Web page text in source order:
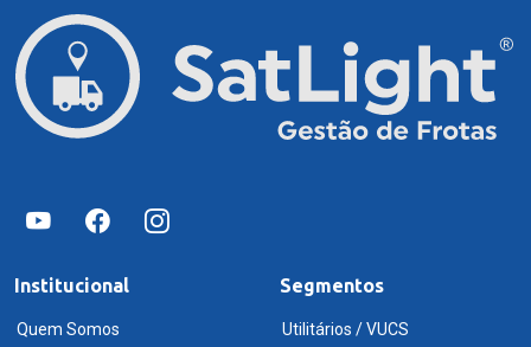
Institucional
Quem Somos
Segmentos
Utilitários / VUCS